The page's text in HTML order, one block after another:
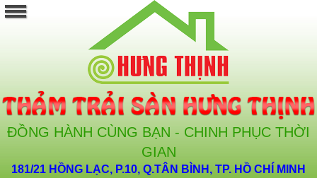
ĐỒNG HÀNH CÙNG BẠN - CHINH PHỤC THỜI
GIAN
181/21 HỒNG LẠC, P.10, Q.TÂN BÌNH, TP. HỒ CHÍ MINH